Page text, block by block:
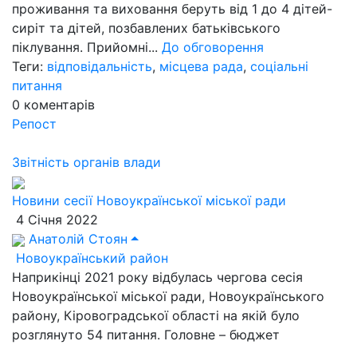
проживання та виховання беруть від 1 до 4 дітей-
сиріт та дітей, позбавлених батьківського
піклування. Прийомні... До обговорення
Теги: відповідальність, місцева рада, соціальні
питання
0 коментарів
Репост
Звітність органів влади
Новини сесії Новоукраїнської міської ради
4 Січня 2022
Анатолій Стоян
Новоукраїнський район
Наприкінці 2021 року відбулась чергова сесія
Новоукраїнської міської ради, Новоукраїнського
району, Кіровоградської області на якій було
розглянуто 54 питання. Головне – бюджет